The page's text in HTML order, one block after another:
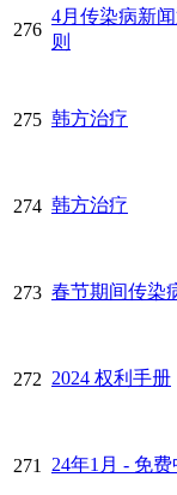
276
4月传染病新
则
275 韩方治疗
274 韩方治疗
273 春节期间传染
272 2024 权利手册
271 24年1月 - 免